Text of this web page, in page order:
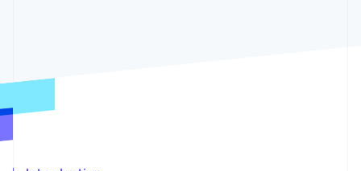
Vérification de l'identité